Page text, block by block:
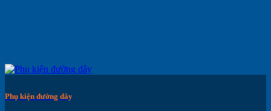
Phụ kiện đường dây